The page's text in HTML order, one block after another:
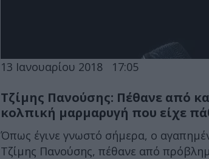
13 Ιανουαρίου 2018 17:05
Τζίμης Πανούσης: Πέθανε από
κολπική μαρμαρυγή που είχε
Όπως έγινε γνωστό σήμερα, ο
Τζίμης Πανούσης, πέθανε από